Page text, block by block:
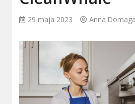
29 maja 2023 Anna